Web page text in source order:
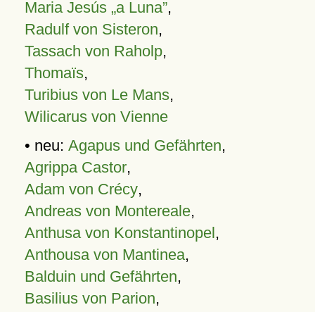
Maria Jesús „a Luna”,
Radulf von Sisteron,
Tassach von Raholp,
Thomaïs,
Turibius von Le Mans,
Wilicarus von Vienne
• neu: Agapus und Gefährten,
Agrippa Castor,
Adam von Crécy,
Andreas von Montereale,
Anthusa von Konstantinopel,
Anthousa von Mantinea,
Balduin und Gefährten,
Basilius von Parion,